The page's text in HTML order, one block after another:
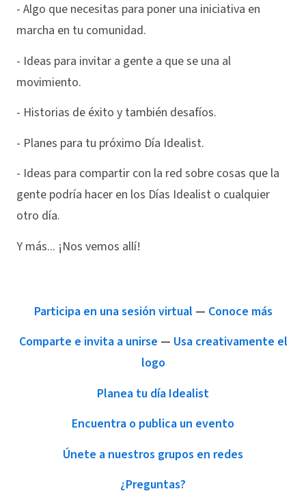
- Algo que necesitas para poner una iniciativa en
marcha en tu comunidad.
- Ideas para invitar a gente a que se una al
movimiento.
- Historias de éxito y también desafíos.
- Planes para tu próximo Día Idealist.
- Ideas para compartir con la red sobre cosas que la
gente podría hacer en los Días Idealist o cualquier
otro día.
Y más... ¡Nos vemos allí!
Participa en una sesión virtual — Conoce más
Comparte e invita a unirse — Usa creativamente el
logo
Planea tu día Idealist
Encuentra o publica un evento
Únete a nuestros grupos en redes
¿Preguntas?